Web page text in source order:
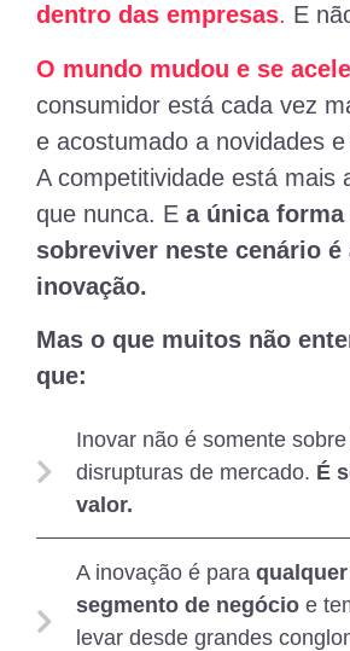
dentro das empresas. E
O mundo mudou e se
consumidor está cada vez
e acostumado a novidades
A competitividade está mais
que nunca. E a única forma
sobreviver neste cenário é
inovação.
Mas o que muitos não
que:
Inovar não é somente
disrupturas de mercado. É
valor.
A inovação é para
segmento de negócio e
levar desde grandes